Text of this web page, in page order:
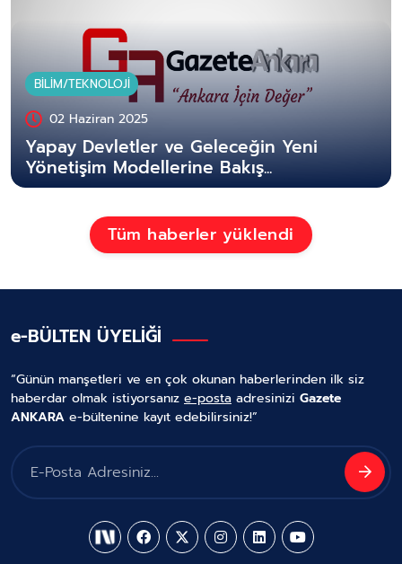
BİLİM/TEKNOLOJİ
02 Haziran 2025
Yapay Devletler ve Geleceğin Yeni
Yönetişim Modellerine Bakış...
Tüm haberler yüklendi
e-BÜLTEN ÜYELİĞİ
“Günün manşetleri ve en çok okunan haberlerinden ilk siz
haberdar olmak istiyorsanız e-posta adresinizi Gazete
ANKARA e-bültenine kayıt edebilirsiniz!”